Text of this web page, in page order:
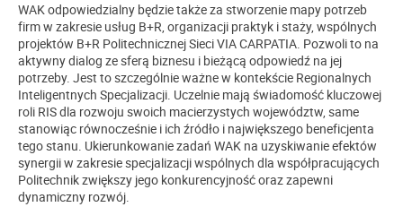
WAK odpowiedzialny będzie także za stworzenie mapy potrzeb
firm w zakresie usług B+R, organizacji praktyk i staży, wspólnych
projektów B+R Politechnicznej Sieci VIA CARPATIA. Pozwoli to na
aktywny dialog ze sferą biznesu i bieżącą odpowiedź na jej
potrzeby. Jest to szczególnie ważne w kontekście Regionalnych
Inteligentnych Specjalizacji. Uczelnie mają świadomość kluczowej
roli RIS dla rozwoju swoich macierzystych województw, same
stanowiąc równocześnie i ich źródło i największego beneficjenta
tego stanu. Ukierunkowanie zadań WAK na uzyskiwanie efektów
synergii w zakresie specjalizacji wspólnych dla współpracujących
Politechnik zwiększy jego konkurencyjność oraz zapewni
dynamiczny rozwój.